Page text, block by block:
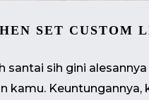
SET CUSTOM
sih gini alesannya
kamu.